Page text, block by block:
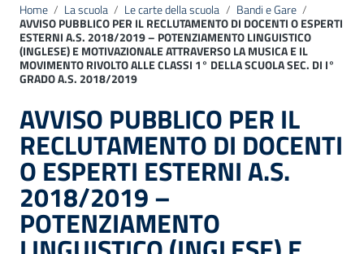
Home / La scuola / Le carte della scuola / Bandi e Gare /
AVVISO PUBBLICO PER IL RECLUTAMENTO DI DOCENTI O ESPERTI
ESTERNI A.S. 2018/2019 – POTENZIAMENTO LINGUISTICO
(INGLESE) E MOTIVAZIONALE ATTRAVERSO LA MUSICA E IL
MOVIMENTO RIVOLTO ALLE CLASSI 1° DELLA SCUOLA SEC. DI I°
GRADO A.S. 2018/2019
AVVISO PUBBLICO PER IL
RECLUTAMENTO DI DOCENTI
O ESPERTI ESTERNI A.S.
2018/2019 –
POTENZIAMENTO